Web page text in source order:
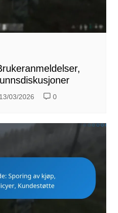
13/03/2026 0